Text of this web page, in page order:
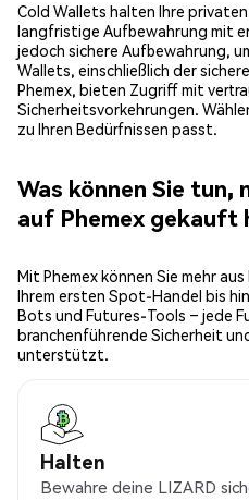
Cold Wallets halten Ihre
langfristige Aufbewahrung mit
jedoch sichere Aufbewahrung,
Wallets, einschließlich der
Phemex, bieten Zugriff mit
Sicherheitsvorkehrungen.
zu Ihren Bedürfnissen passt.
Was können Sie tun,
auf Phemex gekauft
Mit Phemex können Sie mehr
Ihrem ersten Spot-Handel bis
Bots und Futures-Tools – jede
branchenführende Sicherheit
unterstützt.
Halten
Bewahre deine LIZARD